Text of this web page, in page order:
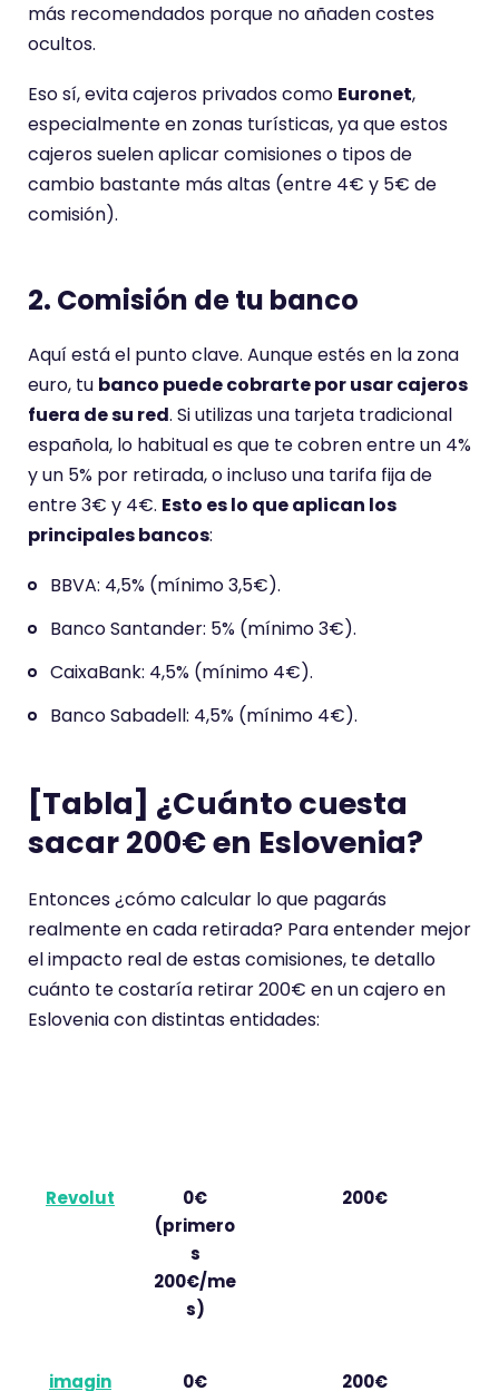
más recomendados porque no añaden costes
ocultos.
Eso sí, evita cajeros privados como Euronet,
especialmente en zonas turísticas, ya que estos
cajeros suelen aplicar comisiones o tipos de
cambio bastante más altas (entre 4€ y 5€ de
comisión).
2. Comisión de tu banco
Aquí está el punto clave. Aunque estés en la zona
euro, tu banco puede cobrarte por usar cajeros
fuera de su red. Si utilizas una tarjeta tradicional
española, lo habitual es que te cobren entre un 4%
y un 5% por retirada, o incluso una tarifa fija de
entre 3€ y 4€. Esto es lo que aplican los
principales bancos:
BBVA: 4,5% (mínimo 3,5€).
Banco Santander: 5% (mínimo 3€).
CaixaBank: 4,5% (mínimo 4€).
Banco Sabadell: 4,5% (mínimo 4€).
[Tabla] ¿Cuánto cuesta
sacar 200€ en Eslovenia?
Entonces ¿cómo calcular lo que pagarás
realmente en cada retirada? Para entender mejor
el impacto real de estas comisiones, te detallo
cuánto te costaría retirar 200€ en un cajero en
Eslovenia con distintas entidades:
Revolut
0€
(primero
s
200€/me
s)
200€
imagin 0€ 200€